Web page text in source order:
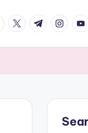
twitter.com
t.me